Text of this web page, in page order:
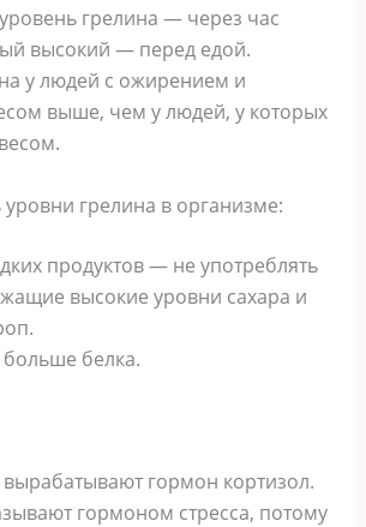
грелина — через час
высокий — перед едой.
у людей с ожирением и
выше, чем у людей, у которых
грелина в организме:
продуктов — не употреблять
высокие уровни сахара и
белка.
гормон кортизол.
гормоном стресса, потому